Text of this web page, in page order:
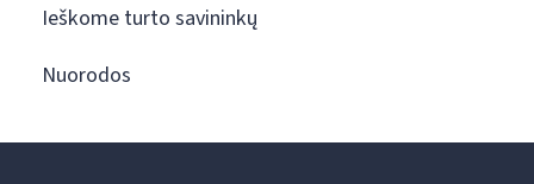
Ieškome turto savininkų
Nuorodos